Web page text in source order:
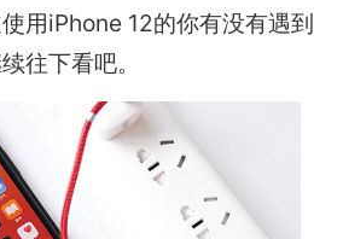
用iPhone 12的你有没有遇到
往下看吧。